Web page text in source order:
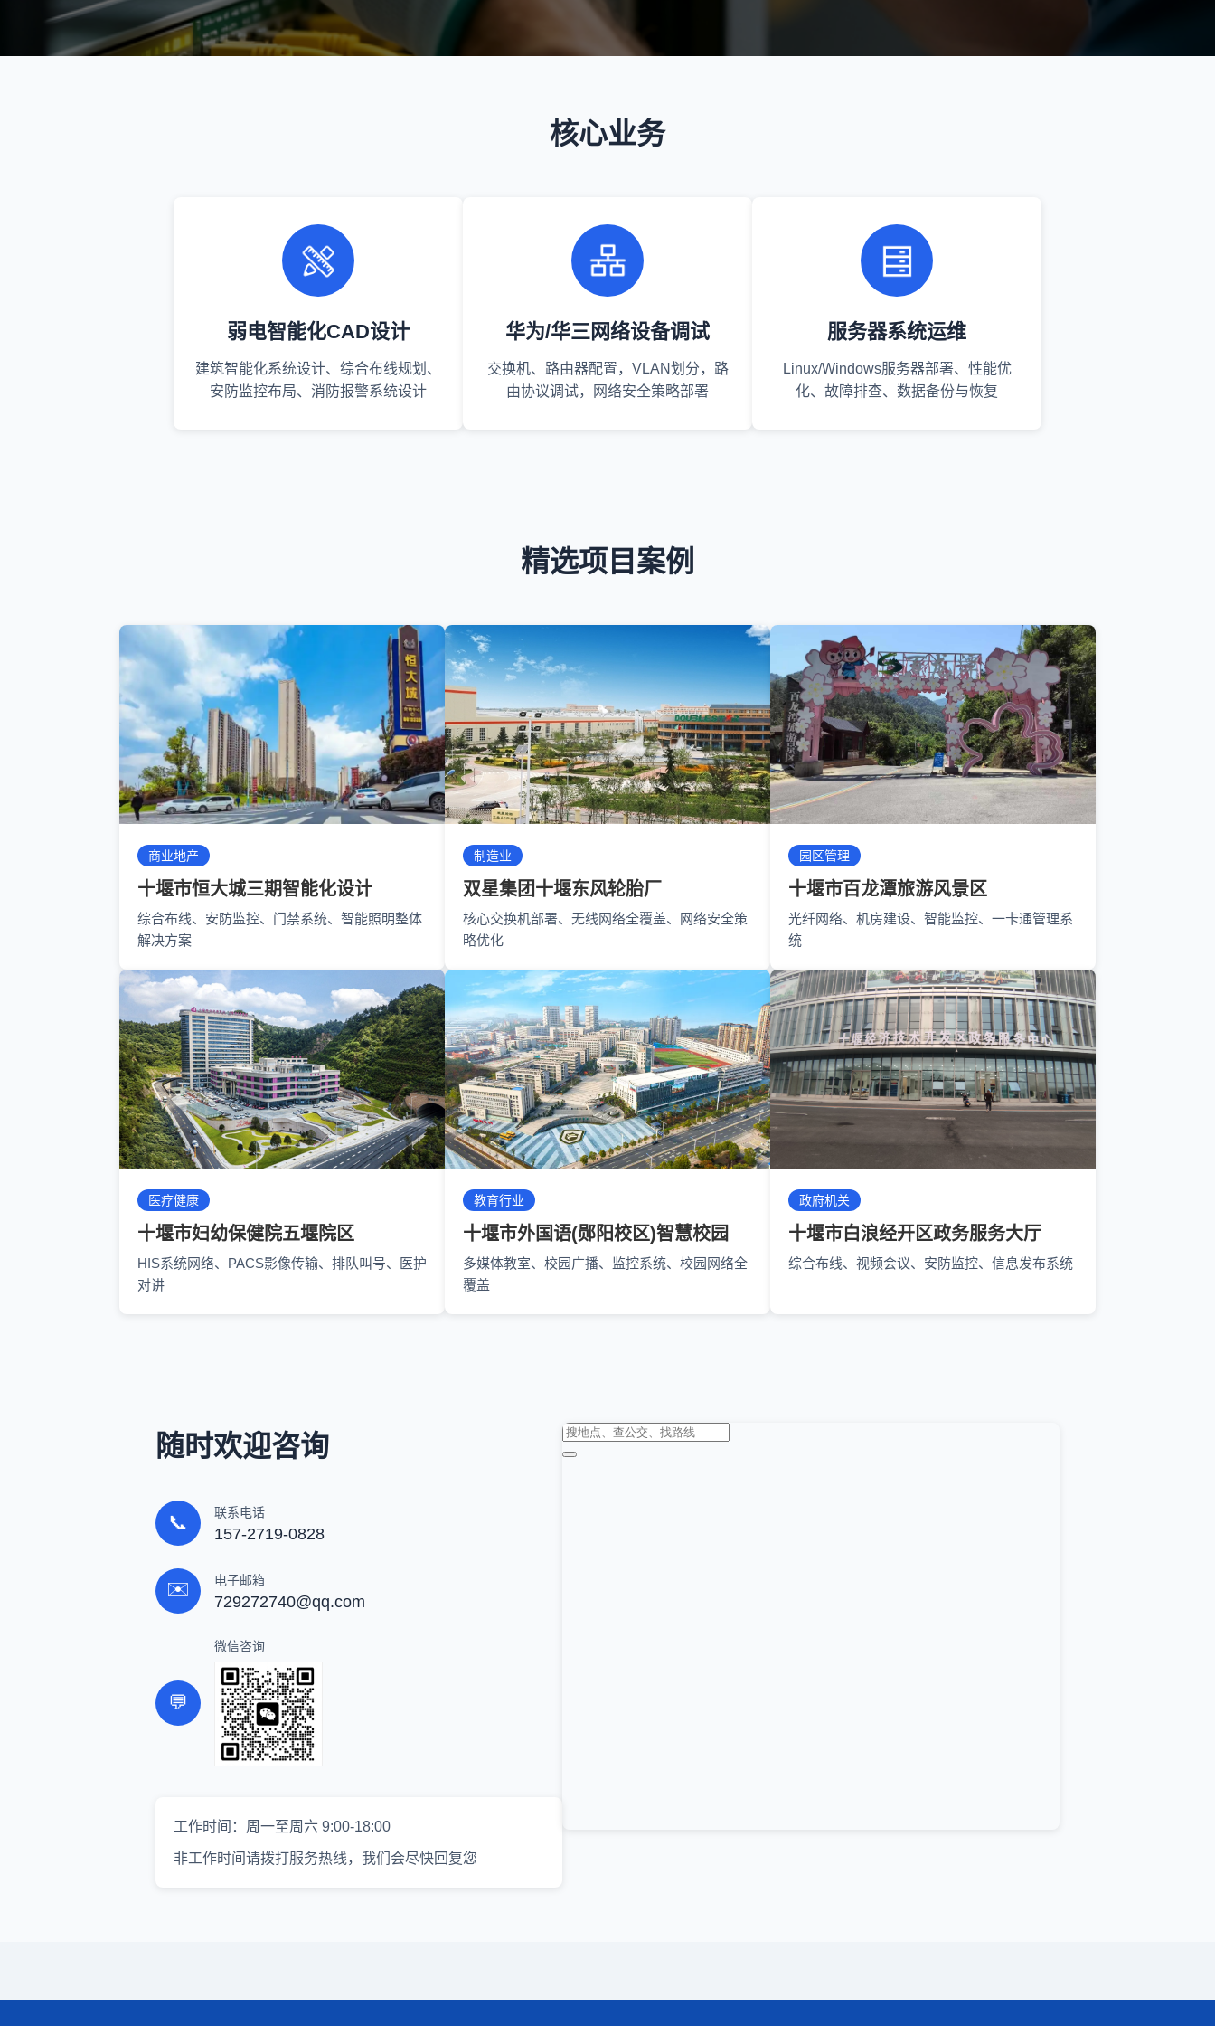
核心业务
弱电智能化CAD设计
建筑智能化系统设计、综合布线规划、
安防监控布局、消防报警系统设计
华为/华三网络设备调试
交换机、路由器配置，VLAN划分，路
由协议调试，网络安全策略部署
服务器系统运维
Linux/Windows服务器部署、性能优
化、故障排查、数据备份与恢复
精选项目案例
商业地产
十堰市恒大城三期智能化设计
综合布线、安防监控、门禁系统、智能照明整体
解决方案
制造业
双星集团十堰东风轮胎厂
核心交换机部署、无线网络全覆盖、网络安全策
略优化
园区管理
十堰市百龙潭旅游风景区
光纤网络、机房建设、智能监控、一卡通管理系
统
医疗健康
十堰市妇幼保健院五堰院区
HIS系统网络、PACS影像传输、排队叫号、医护
对讲
教育行业
十堰市外国语(郧阳校区)智慧校园
多媒体教室、校园广播、监控系统、校园网络全
覆盖
政府机关
十堰市白浪经开区政务服务大厅
综合布线、视频会议、安防监控、信息发布系统
随时欢迎咨询
📞 联系电话
157-2719-0828
✉️ 电子邮箱
729272740@qq.com
💬
微信咨询
工作时间：周一至周六 9:00-18:00
非工作时间请拨打服务热线，我们会尽快回复您